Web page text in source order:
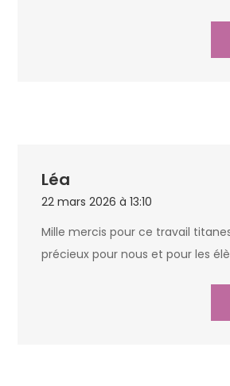
Léa
22 mars 2026 à 13:10
Mille mercis pour ce travail
précieux pour nous et pour les